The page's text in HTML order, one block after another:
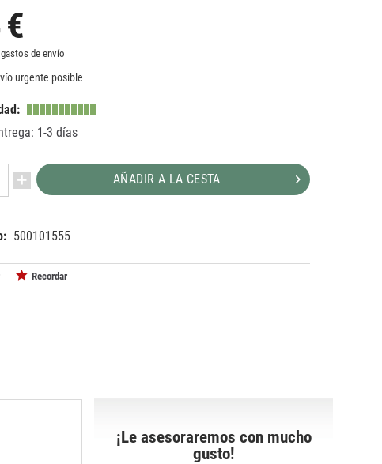
gastos de envío
urgente posible
1-3 días
AÑADIR A LA CESTA
500101555
Recordar
¡Le asesoraremos con mucho
gusto!